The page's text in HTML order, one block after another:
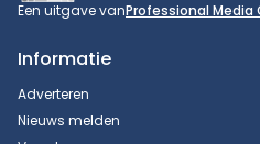
Een uitgave vanProfessional Media
Informatie
Adverteren
Nieuws melden